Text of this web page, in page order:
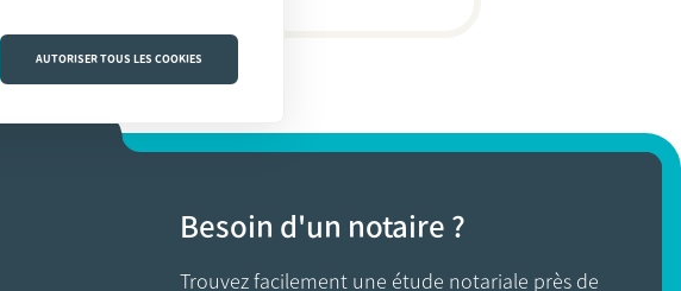
Besoin d'un notaire ?
Trouvez facilement une étude notariale près de
AUTORISER TOUS LES COOKIES